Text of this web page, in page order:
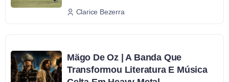
Clarice Bezerra
Mägo De Oz | A Banda Que
Transformou Literatura E Música